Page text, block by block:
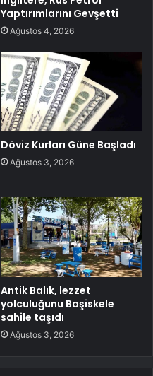
Yaptırımlarını Gevşetti
Ağustos 4, 2026
Döviz Kurları Güne Başladı
Ağustos 3, 2026
Antik Balık, lezzet
yolculuğunu Başiskele
sahile taşıdı
Ağustos 3, 2026